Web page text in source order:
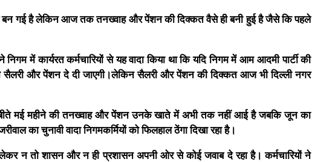
बन गई है लेकिन आज तक तनख्वाह और पेंशन की दिक्कत वैसे ही बनी हुई है जैसे कि पहले
में कार्यरत कर्मचारियों से यह वादा किया था कि यदि निगम में आम आदमी पार्टी की
सैलरी और पेंशन दे दी जाएगी।लेकिन सैलरी और पेंशन की दिक्कत आज भी दिल्ली नगर
बीते मई महीने की तनख्वाह और पेंशन उनके खाते में अभी तक नहीं आई है जबकि जून का
का चुनावी वादा निगमकर्मियों को फिलहाल ठेंगा दिखा रहा है।
न तो शासन और न ही प्रशासन अपनी ओर से कोई जवाब दे रहा है। कर्मचारियों ने